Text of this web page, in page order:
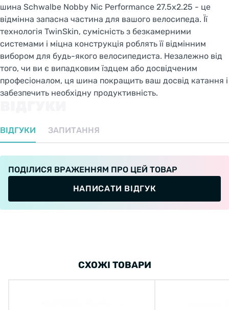
шина Schwalbe Nobby Nic Performance 27.5x2.25 - це
відмінна запасна частина для вашого велосипеда. Її
технологія TwinSkin, сумісність з безкамерними
системами і міцна конструкція роблять її відмінним
вибором для будь-якого велосипедиста. Незалежно від
того, чи ви є випадковим їздцем або досвідченим
професіоналом, ця шина покращить ваш досвід катання і
забезпечить необхідну продуктивність.
ВІДГУКИ ЗАПИТАННЯ
ПОДІЛИСЯ ВРАЖЕННЯМ ПРО ЦЕЙ ТОВАР
НАПИСАТИ ВІДГУК
СХОЖІ ТОВАРИ